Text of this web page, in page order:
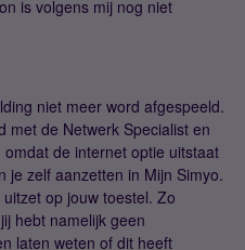
is volgens mij nog niet
niet meer word afgespeeld.
met de Netwerk Specialist en
de internet optie uitstaat
je zelf aanzetten in Mijn Simyo.
op jouw toestel. Zo
hebt namelijk geen
laten weten of dit heeft